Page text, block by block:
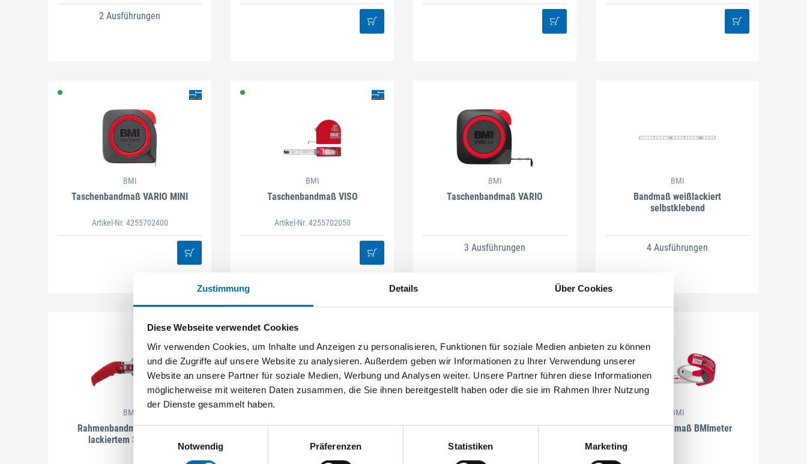
Zustimmung Details Über Cookies
Diese Webseite verwendet Cookies
Wir verwenden Cookies, um Inhalte und Anzeigen zu personalisieren, Funktionen für soziale Medien anbieten zu können
und die Zugriffe auf unsere Website zu analysieren. Außerdem geben wir Informationen zu Ihrer Verwendung unserer
Website an unsere Partner für soziale Medien, Werbung und Analysen weiter. Unsere Partner führen diese Informationen
möglicherweise mit weiteren Daten zusammen, die Sie ihnen bereitgestellt haben oder die sie im Rahmen Ihrer Nutzung
der Dienste gesammelt haben.
Notwendig
Präferenzen Statistiken Marketing
2 Ausführungen
BMI
Taschenbandmaß VARIO MINI
Artikel-Nr. 4255702400
BMI
Taschenbandmaß VISO
Artikel-Nr. 4255702050
BMI
Taschenbandmaß VARIO
3 Ausführungen
BMI
Bandmaß weißlackiert
selbstklebend
4 Ausführungen
BMI
Rahmenbandmaß mit weiß
lackiertem Stahlband
Teleskop-Messstab
Elektronisches Winkelmaß BMI
BMI
Taschenbandmaß BMImeter